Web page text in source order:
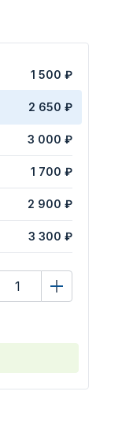
1 500 ₽
2 650 ₽
3 000 ₽
1 700 ₽
2 900 ₽
3 300 ₽